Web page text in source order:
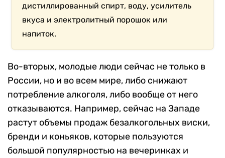
дистиллированный спирт, воду, усилитель
вкуса и электролитный порошок или
напиток.
Во-вторых, молодые люди сейчас не только в
России, но и во всем мире, либо снижают
потребление алкоголя, либо вообще от него
отказываются. Например, сейчас на Западе
растут объемы продаж безалкогольных виски,
бренди и коньяков, которые пользуются
большой популярностью на вечеринках и